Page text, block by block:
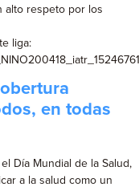
alto respeto por los
liga:
en todas
Día Mundial de la Salud,
a la salud como un